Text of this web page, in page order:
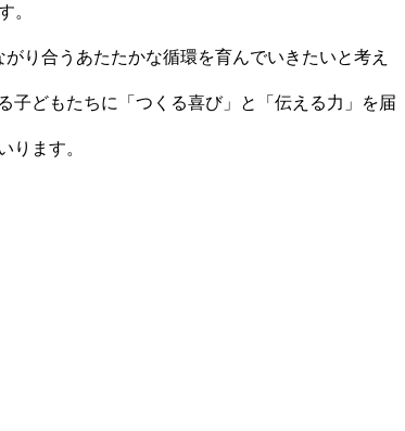
。
り合うあたたかな循環を育んでいきたいと考え
子どもたちに「つくる喜び」と「伝える力」を届
ります。